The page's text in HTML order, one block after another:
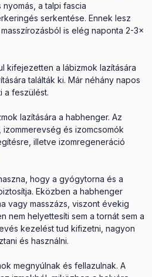
a talpi fascia
serkentése. Ennek lesz
is elég naponta 2-3x
kifejezetten a lábizmok lazítására
találták ki. Már néhány napos
a feszülést.
lazítására a habhenger. Az
és izomcsomók
illetve izomregeneráció
hogy a gyógytorna és a
Eközben a habhenger
vagy masszázs, viszont évekig
nem helyettesíti sem a tornát sem a
kezelést tud kifizetni, nagyon
és használni.
megnyúlnak és fellazulnak. A